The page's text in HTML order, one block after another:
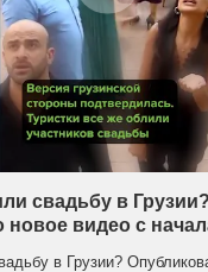
свадьбу в Грузии?
новое видео с
в Грузии?